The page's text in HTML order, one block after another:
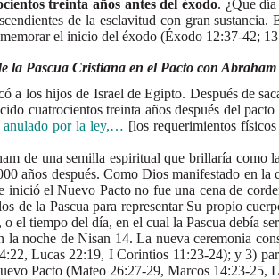
treinta años antes del éxodo. ¿Que
de la esclavitud con gran
el inicio del éxodo (Éxodo 12:37-42;
la Pascua Cristiana en el Pacto con Abraham
hijos de Israel de Egipto. Después de
cuatrocientos treinta años después del
anulado por la ley,… [los requerimientos
una semilla espiritual que brillaría como las
años después. Como Dios manifestado en
el Nuevo Pacto no fue una cena de
de la Pascua para representar Su propio
tiempo del día, en el cual la Pascua debía
de Nisan 14. La nueva ceremonia
Lucas 22:19, I Corintios 11:23-24); y 3)
Pacto (Mateo 26:27-29, Marcos 14:23-25,